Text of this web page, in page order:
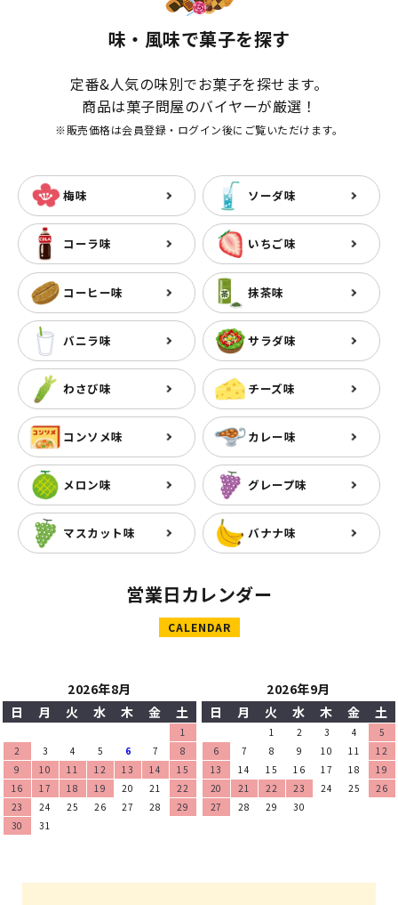
味・風味で菓子を探す
定番&人気の味別でお菓子を探せます。
商品は菓子問屋のバイヤーが厳選！
※販売価格は会員登録・ログイン後にご覧いただけます。
梅味 ソーダ味
コーラ味 いちご味
コーヒー味 抹茶味
バニラ味 サラダ味
わさび味 チーズ味
コンソメ味 カレー味
メロン味 グレープ味
マスカット味 バナナ味
営業日カレンダー
CALENDAR
2026年8月
日
月 火 水 木 金 土
1
2
3 4 5 6 7
8
9
10 11 12 13 14
15
16
17 18 19 20 21
22
23
24 25 26 27 28
29
30
31
2026年9月
日
月 火 水 木 金 土
1 2 3 4
5
6
7 8 9 10 11
12
13
14 15 16 17 18
19
20
21 22 23 24 25
26
27
28 29 30